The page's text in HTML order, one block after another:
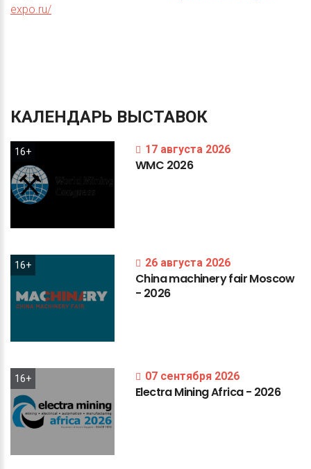
expo.ru/
КАЛЕНДАРЬ ВЫСТАВОК
16+ 17 августа 2026
WMC 2026
16+ 26 августа 2026
ChinamachineryfairMoscow
- 2026
16+ 07 сентября 2026
ElectraMiningAfrica- 2026